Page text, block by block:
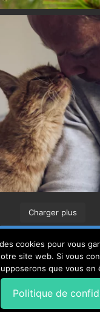
Charger plus
cookies pour vous
site web. Si vous
que vous en
Politique de